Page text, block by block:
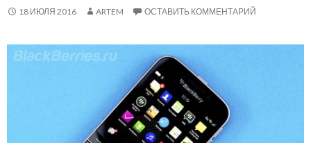
18 ИЮЛЯ 2016 ARTEM ОСТАВИТЬ КОММЕНТАРИЙ